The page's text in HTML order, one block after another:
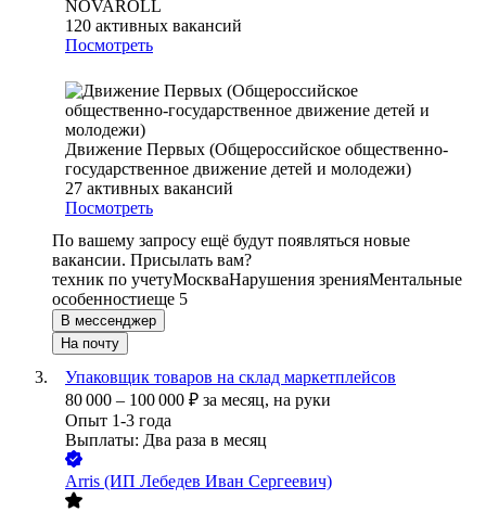
NOVAROLL
120 активных вакансий
Посмотреть
Движение Первых (Общероссийское общественно-
государственное движение детей и молодежи)
27 активных вакансий
Посмотреть
По вашему запросу ещё будут появляться новые
вакансии. Присылать вам?
техник по учетуМоскваНарушения зренияМентальные
особенностиеще 5
В мессенджер
На почту
Упаковщик товаров на склад маркетплейсов
80 000 – 100 000 ₽ за месяц, на руки
Опыт 1-3 года
Выплаты: Два раза в месяц
Arris (ИП Лебедев Иван Сергеевич)